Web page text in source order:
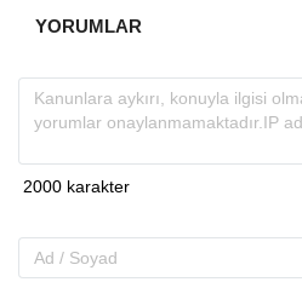
YORUMLAR